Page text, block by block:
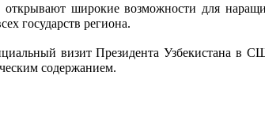
широкие возможности для
государств региона.
визит Президента Узбекистана в
содержанием.